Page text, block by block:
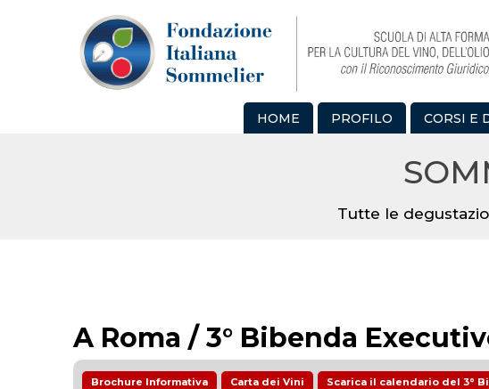
HOME PROFILO CORSI E
Tutte le
A Roma / 3° Bibenda
Brochure Informativa Carta dei Vini Scarica il calendario del 3°